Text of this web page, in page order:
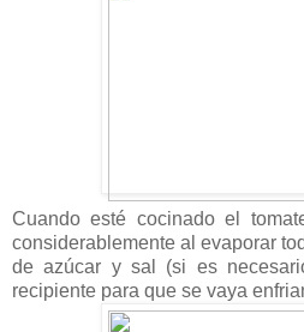
Cuando esté cocinado el
considerablemente al evaporar
de azúcar y sal (si es
recipiente para que se vaya